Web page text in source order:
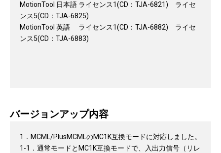
MotionTool 日本語 ライセンス1(CD：TJA-6821) ライセ
ンス5(CD：TJA-6825)
MotionTool 英語 ライセンス1(CD：TJA-6882) ライセ
ンス5(CD：TJA-6883)
バージョンアップ内容
1．MCML/PlusMCMLのMC1K互換モードに対応しました。
1-1．通常モードとMC1K互換モードで、入出力信号（リレ